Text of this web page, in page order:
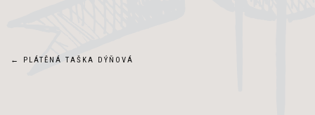
Navigace
← PLÁTĚNÁ TAŠKA DÝŇOVÁ